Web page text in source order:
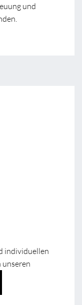
und
individuellen
unseren